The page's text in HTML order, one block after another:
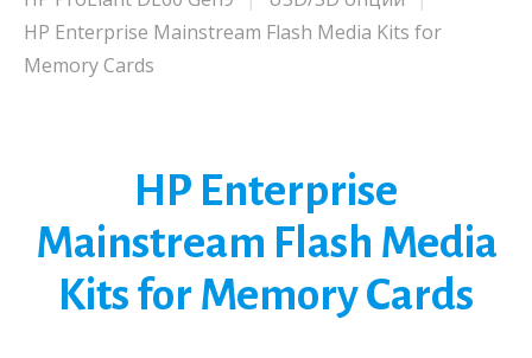
HP Enterprise Mainstream Flash Media Kits for
Memory Cards
HP Enterprise
Mainstream Flash Media
Kits for Memory Cards